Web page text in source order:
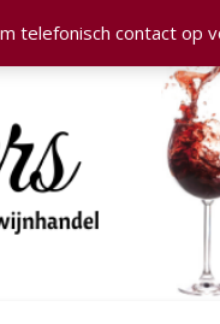
telefonisch contact op